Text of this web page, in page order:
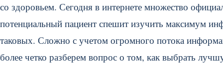
со здоровьем. Сегодня в интернете множество
потенциальный пациент спешит изучить максимум
таковых. Сложно с учетом огромного потока
более четко разберем вопрос о том, как выбрать